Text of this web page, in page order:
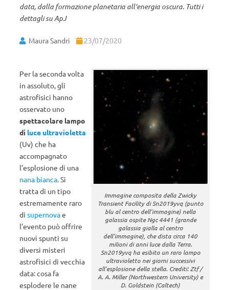
data, dalla formazione planetaria all'energia oscura. Tutti i
dettagli su ApJ
Maura Sandri 23/07/2020
Immagine composita della Zwicky
Transient Facility di Sn2019yvq (punto
blu al centro dell’immagine) nella
galassia ospite Ngc 4441 (grande
galassia gialla al centro
dell’immagine), che dista circa 140
milioni di anni luce dalla Terra.
Sn2019yvq ha esibito un raro lampo
ultravioletto nei giorni successivi
all’esplosione della stella. Crediti: Ztf /
A. A. Miller (Northwestern University) e
D. Goldstein (Caltech)
Per la seconda volta
in assoluto, gli
astrofisici hanno
osservato uno
spettacolare lampo
di luce ultravioletta
(Uv) che ha
accompagnato
l’esplosione di una
nana bianca. Si
tratta di un tipo
estremamente raro
di supernovae
l’evento può offrire
nuovi spunti su
diversi misteri
astrofisici di vecchia
data: cosa fa
esplodere le nane